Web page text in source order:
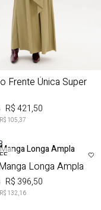
Frente Única Super
R$ 421,50
R$ 105,37
Longa Ampla
R$ 396,50
R$ 132,16